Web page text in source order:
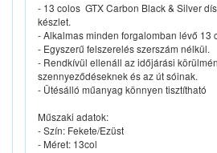
- 13 colos GTX Carbon Black & Silver
készlet.
- Alkalmas minden forgalomban lévő 13
- Egyszerű felszerelés szerszám nélkül.
- Rendkívül ellenáll az időjárási
szennyeződéseknek és az út sóinak.
- Ütésálló műanyag könnyen tisztítható
Műszaki adatok:
- Szín: Fekete/Ezüst
- Méret: 13col